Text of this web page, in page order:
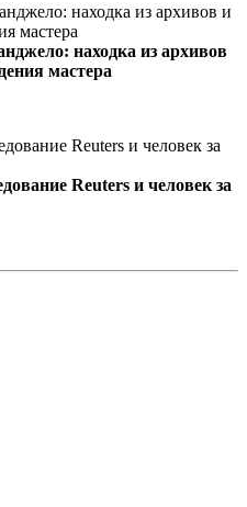
находка из архивов
мастера
Reuters и человек за